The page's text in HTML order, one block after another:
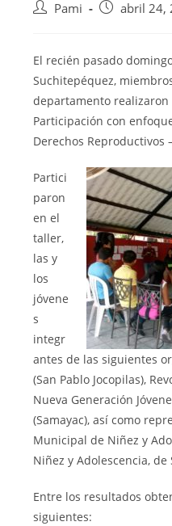
Pami abril 24,
El recién pasado
Suchitepéquez,
departamento
Participación con
Derechos Reproductivos
Partici
paron
en el
taller,
las y
los
jóvene
s
integr
antes de las siguientes
(San Pablo Jocopilas),
Nueva Generación
(Samayac), así como
Municipal de Niñez y
Niñez y Adolescencia, de
Entre los resultados
siguientes: